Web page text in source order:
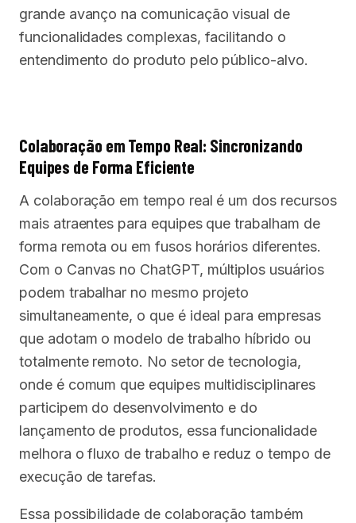
grande avanço na comunicação visual de
funcionalidades complexas, facilitando o
entendimento do produto pelo público-alvo.
Colaboração em Tempo Real: Sincronizando
Equipes de Forma Eficiente
A colaboração em tempo real é um dos recursos
mais atraentes para equipes que trabalham de
forma remota ou em fusos horários diferentes.
Com o Canvas no ChatGPT, múltiplos usuários
podem trabalhar no mesmo projeto
simultaneamente, o que é ideal para empresas
que adotam o modelo de trabalho híbrido ou
totalmente remoto. No setor de tecnologia,
onde é comum que equipes multidisciplinares
participem do desenvolvimento e do
lançamento de produtos, essa funcionalidade
melhora o fluxo de trabalho e reduz o tempo de
execução de tarefas.
Essa possibilidade de colaboração também